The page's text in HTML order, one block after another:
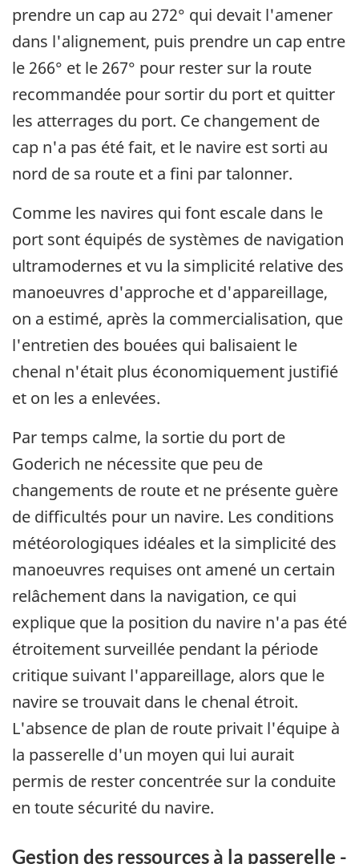
prendre un cap au 272° qui devait l'amener
dans l'alignement, puis prendre un cap entre
le 266° et le 267° pour rester sur la route
recommandée pour sortir du port et quitter
les atterrages du port. Ce changement de
cap n'a pas été fait, et le navire est sorti au
nord de sa route et a fini par talonner.
Comme les navires qui font escale dans le
port sont équipés de systèmes de navigation
ultramodernes et vu la simplicité relative des
manoeuvres d'approche et d'appareillage,
on a estimé, après la commercialisation, que
l'entretien des bouées qui balisaient le
chenal n'était plus économiquement justifié
et on les a enlevées.
Par temps calme, la sortie du port de
Goderich ne nécessite que peu de
changements de route et ne présente guère
de difficultés pour un navire. Les conditions
météorologiques idéales et la simplicité des
manoeuvres requises ont amené un certain
relâchement dans la navigation, ce qui
explique que la position du navire n'a pas été
étroitement surveillée pendant la période
critique suivant l'appareillage, alors que le
navire se trouvait dans le chenal étroit.
L'absence de plan de route privait l'équipe à
la passerelle d'un moyen qui lui aurait
permis de rester concentrée sur la conduite
en toute sécurité du navire.
Gestion des ressources à la passerelle -